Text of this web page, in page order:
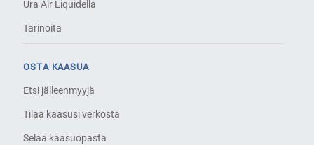
Ura Air Liquidella
Tarinoita
OSTA KAASUA
Etsi jälleenmyyjä
Tilaa kaasusi verkosta
Selaa kaasuopasta